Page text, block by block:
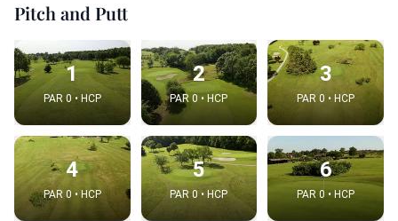
Pitch and Putt
1
PAR 0 • HCP
2
PAR 0 • HCP
3
PAR 0 • HCP
4
PAR 0 • HCP
5
PAR 0 • HCP
6
PAR 0 • HCP